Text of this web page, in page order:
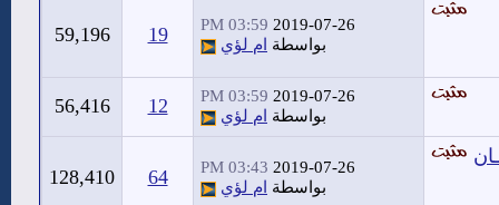
2019-07-26
03:59 PM
بواسطة ام لؤي 19
59,196
2019-07-26
03:59 PM
بواسطة ام لؤي 12
56,416
2019-07-26
03:43 PM
بواسطة ام لؤي 64
128,410